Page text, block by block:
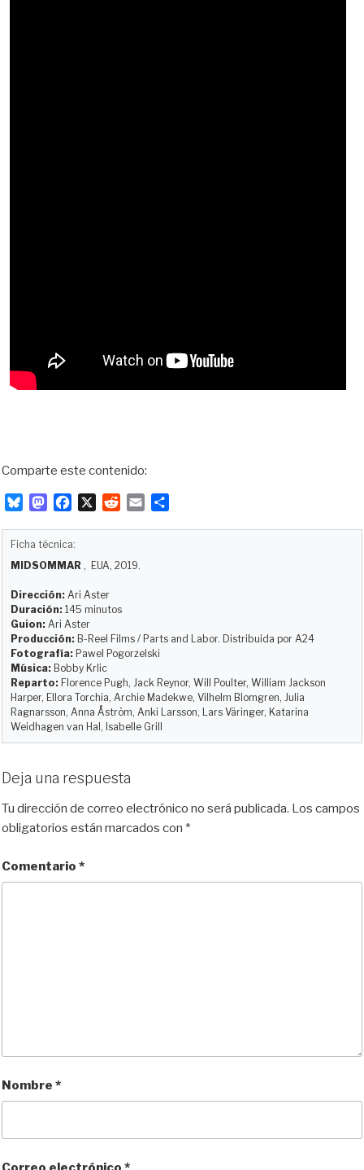
Comparte este contenido:
u
s
k
y
M
o
d
o
n
b
o
o
k
X
i
r
Ficha técnica:
MIDSOMMAR , EUA, 2019.
Dirección: Ari Aster
Duración: 145 minutos
Guion: Ari Aster
Producción: B-Reel Films / Parts and Labor. Distribuida por A24
Fotografía: Pawel Pogorzelski
Música: Bobby Krlic
Reparto: Florence Pugh, Jack Reynor, Will Poulter, William Jackson
Harper, Ellora Torchia, Archie Madekwe, Vilhelm Blomgren, Julia
Ragnarsson, Anna Åström, Anki Larsson, Lars Väringer, Katarina
Weidhagen van Hal, Isabelle Grill
Deja una respuesta
Tu dirección de correo electrónico no será publicada. Los campos
obligatorios están marcados con *
Comentario *
Nombre *